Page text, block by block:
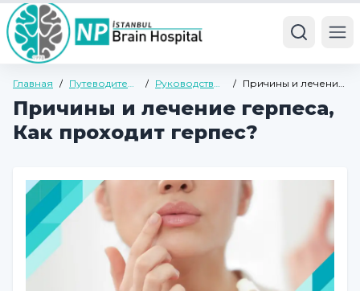
Главная / Путеводитель
/ Руководство
здоровью
/
Причины и лечение
проходит герпес?
Причины и лечение герпеса,
Как проходит герпес?